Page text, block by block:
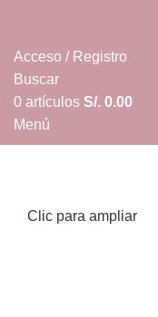
Acceso / Registro
Buscar
0 artículos S/. 0.00
Menú
Clic para ampliar